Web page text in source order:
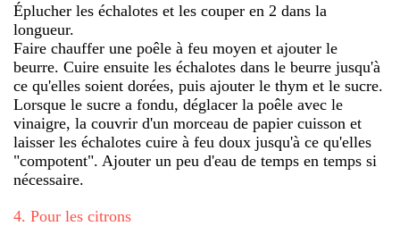
Éplucher les échalotes et les couper en 2 dans la
longueur.
Faire chauffer une poêle à feu moyen et ajouter le
beurre. Cuire ensuite les échalotes dans le beurre jusqu'à
ce qu'elles soient dorées, puis ajouter le thym et le sucre.
Lorsque le sucre a fondu, déglacer la poêle avec le
vinaigre, la couvrir d'un morceau de papier cuisson et
laisser les échalotes cuire à feu doux jusqu'à ce qu'elles
"compotent". Ajouter un peu d'eau de temps en temps si
nécessaire.
4. Pour les citrons